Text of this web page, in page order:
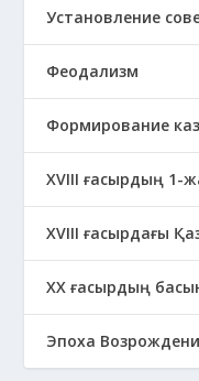
Установление
Феодализм
Формирование
ХVIII ғасырдың 1-
ХVІІІ ғасырдағы
ХХ ғасырдың
Эпоха